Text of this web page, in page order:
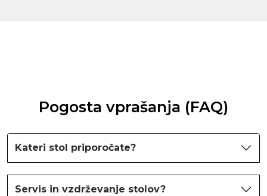
Pogosta vprašanja (FAQ)
Kateri stol priporočate?
Servis in vzdrževanje stolov?